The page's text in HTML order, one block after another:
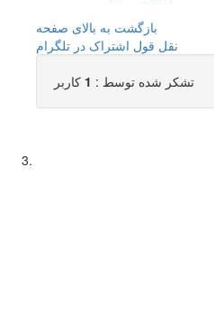
بازگشت به بالای صفحه
نقل قول اشتراک در تلگرام
تشکر شده توسط : 1 کاربر